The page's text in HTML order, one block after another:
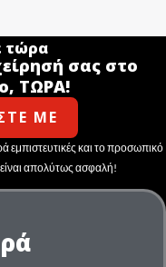
τώρα
σας στο
ΤΩΡΑ!
ΜΕ
και το προσωπικό
απολύτως ασφαλή!